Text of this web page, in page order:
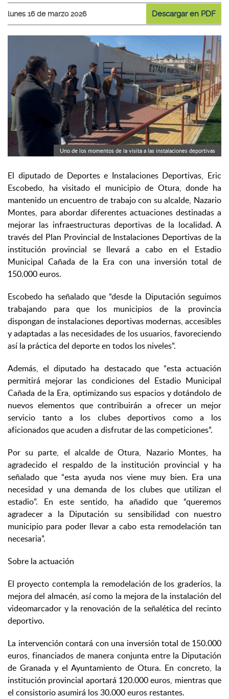
lunes 16 de marzo 2026 Descargar en PDF
Uno de los momentos de la visita a las instalaciones deportivas
El diputado de Deportes e Instalaciones Deportivas, Eric
Escobedo, ha visitado el municipio de Otura, donde ha
mantenido un encuentro de trabajo con su alcalde, Nazario
Montes, para abordar diferentes actuaciones destinadas a
mejorar las infraestructuras deportivas de la localidad. A
través del Plan Provincial de Instalaciones Deportivas de la
institución provincial se llevará a cabo en el Estadio
Municipal Cañada de la Era con una inversión total de
150.000 euros.
Escobedo ha señalado que “desde la Diputación seguimos
trabajando para que los municipios de la provincia
dispongan de instalaciones deportivas modernas, accesibles
y adaptadas a las necesidades de los usuarios, favoreciendo
así la práctica del deporte en todos los niveles”.
Además, el diputado ha destacado que “esta actuación
permitirá mejorar las condiciones del Estadio Municipal
Cañada de la Era, optimizando sus espacios y dotándolo de
nuevos elementos que contribuirán a ofrecer un mejor
servicio tanto a los clubes deportivos como a los
aficionados que acuden a disfrutar de las competiciones”.
Por su parte, el alcalde de Otura, Nazario Montes, ha
agradecido el respaldo de la institución provincial y ha
señalado que “esta ayuda nos viene muy bien. Era una
necesidad y una demanda de los clubes que utilizan el
estadio”. En este sentido, ha añadido que “queremos
agradecer a la Diputación su sensibilidad con nuestro
municipio para poder llevar a cabo esta remodelación tan
necesaria”.
Sobre la actuación
El proyecto contempla la remodelación de los graderíos, la
mejora del almacén, así como la mejora de la instalación del
videomarcador y la renovación de la señalética del recinto
deportivo.
La intervención contará con una inversión total de 150.000
euros, financiados de manera conjunta entre la Diputación
de Granada y el Ayuntamiento de Otura. En concreto, la
institución provincial aportará 120.000 euros, mientras que
el consistorio asumirá los 30.000 euros restantes.